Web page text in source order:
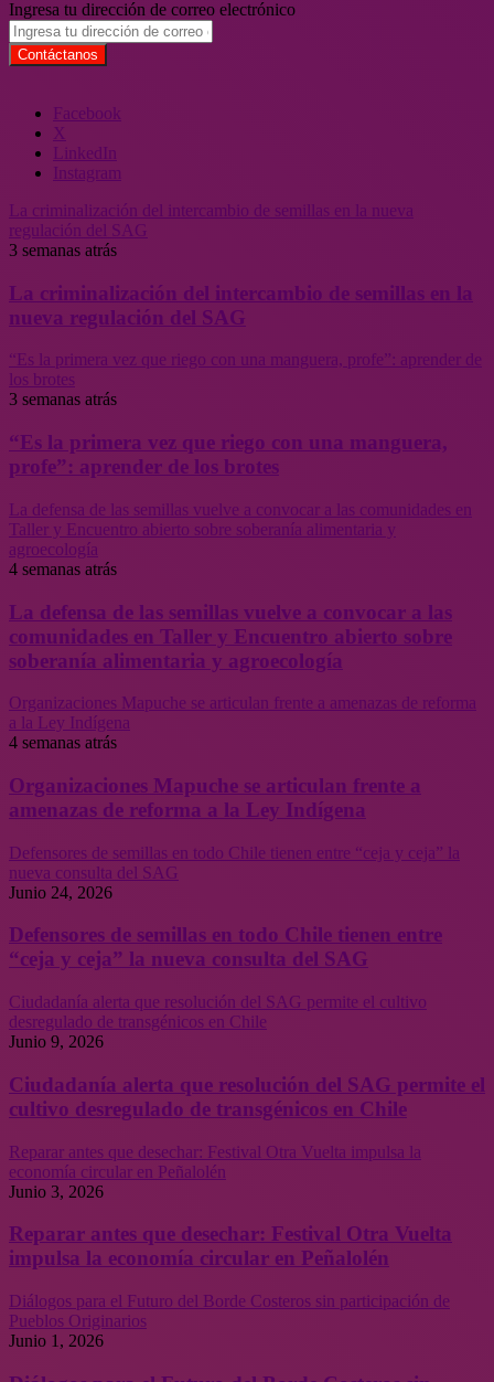
Ingresa tu dirección de correo electrónico
Facebook
X
LinkedIn
Instagram
La criminalización del intercambio de semillas en la nueva
regulación del SAG
3 semanas atrás
La criminalización del intercambio de semillas en la
nueva regulación del SAG
“Es la primera vez que riego con una manguera, profe”: aprender de
los brotes
3 semanas atrás
“Es la primera vez que riego con una manguera,
profe”: aprender de los brotes
La defensa de las semillas vuelve a convocar a las comunidades en
Taller y Encuentro abierto sobre soberanía alimentaria y
agroecología
4 semanas atrás
La defensa de las semillas vuelve a convocar a las
comunidades en Taller y Encuentro abierto sobre
soberanía alimentaria y agroecología
Organizaciones Mapuche se articulan frente a amenazas de reforma
a la Ley Indígena
4 semanas atrás
Organizaciones Mapuche se articulan frente a
amenazas de reforma a la Ley Indígena
Defensores de semillas en todo Chile tienen entre “ceja y ceja” la
nueva consulta del SAG
Junio 24, 2026
Defensores de semillas en todo Chile tienen entre
“ceja y ceja” la nueva consulta del SAG
Ciudadanía alerta que resolución del SAG permite el cultivo
desregulado de transgénicos en Chile
Junio 9, 2026
Ciudadanía alerta que resolución del SAG permite el
cultivo desregulado de transgénicos en Chile
Reparar antes que desechar: Festival Otra Vuelta impulsa la
economía circular en Peñalolén
Junio 3, 2026
Reparar antes que desechar: Festival Otra Vuelta
impulsa la economía circular en Peñalolén
Diálogos para el Futuro del Borde Costeros sin participación de
Pueblos Originarios
Junio 1, 2026